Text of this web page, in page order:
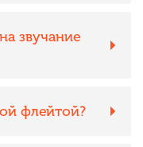
звучание
флейтой?